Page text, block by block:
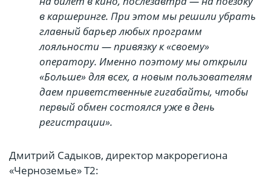
в каршеринге. При этом мы решили убрать
главный барьер любых программ
лояльности — привязку к «своему»
оператору. Именно поэтому мы открыли
«Больше» для всех, а новым пользователям
даем приветственные гигабайты, чтобы
первый обмен состоялся уже в день
регистрации».
Дмитрий Садыков, директор макрорегиона
«Черноземье» T2: